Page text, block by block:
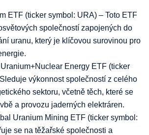
ETF (ticker symbol: URA) – Toto ETF
společností zapojených do
uranu, který je klíčovou surovinou pro
Energy ETF (ticker
výkonnost společností z celého
sektoru, včetně těch, které se
a provozu jaderných elektráren.
Uranium Mining ETF (ticker symbol:
se na těžařské společnosti a